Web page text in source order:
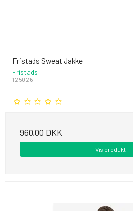
Fristads Sweat Jakke
Fristads
125026
960,00 DKK
Vis produkt